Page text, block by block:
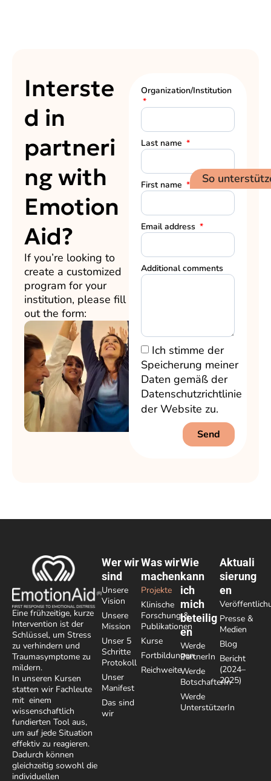
Interste
d in
partneri
ng with
Emotion
Aid?
If you’re looking to
create a customized
program for your
institution, please fill
out the form:
Organization/Institution
Last name
First name
Email address
Additional comments
Ich stimme der
Speicherung meiner
Daten gemäß der
Datenschutzrichtlinie
der Website zu.
Send
Eine frühzeitige, kurze
Intervention ist der
Schlüssel, um Stress
zu verhindern und
Traumasymptome zu
mildern.
In unseren Kursen
statten wir Fachleute
mit einem
wissenschaftlich
fundierten Tool aus,
um auf jede Situation
effektiv zu reagieren.
Dadurch können
gleichzeitig sowohl die
individuellen
Wer wir
sind
Unsere
Vision
Unsere
Mission
Unser 5
Schritte
Protokoll
Unser
Manifest
Das sind
wir
Was wir
machen
Projekte
Klinische
Forschung &
Publikationen
Kurse
Fortbildungen
Reichweite
Wie
kann
ich
mich
beteilig
en
Werde
PartnerIn
Werde
BotschafterIn
Werde
UnterstützerIn
Aktuali
sierung
en
Presse &
Medien
Blog
Bericht
(2024–
2025)
So